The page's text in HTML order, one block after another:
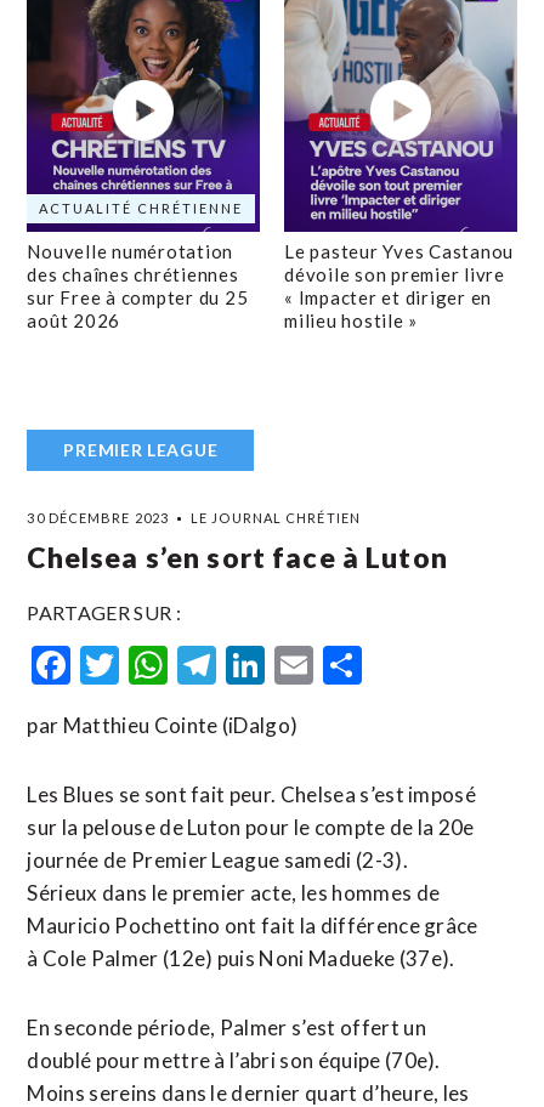
ACTUALITÉ CHRÉTIENNE
Nouvelle numérotation
des chaînes chrétiennes
sur Free à compter du 25
août 2026
Le pasteur Yves Castanou
dévoile son premier livre
« Impacter et diriger en
milieu hostile »
PREMIER LEAGUE
30 DÉCEMBRE 2023 LE JOURNAL CHRÉTIEN
Chelsea s’en sort face à Luton
PARTAGER SUR :
Facebook
Twitter
WhatsApp
Telegram
LinkedIn
Email
par Matthieu Cointe (iDalgo)
Les Blues se sont fait peur. Chelsea s’est imposé
sur la pelouse de Luton pour le compte de la 20e
journée de Premier League samedi (2-3).
Sérieux dans le premier acte, les hommes de
Mauricio Pochettino ont fait la différence grâce
à Cole Palmer (12e) puis Noni Madueke (37e).
En seconde période, Palmer s’est offert un
doublé pour mettre à l’abri son équipe (70e).
Moins sereins dans le dernier quart d’heure, les